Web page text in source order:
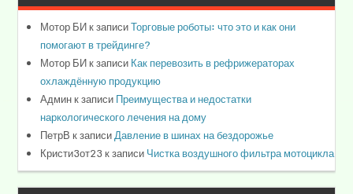
Мотор БИк записиТорговые роботы: что это и как они
помогают в трейдинге?
Мотор БИк записиКак перевозить в рефрижераторах
охлаждённую продукцию
Админк записиПреимущества и недостатки
наркологического лечения на дому
ПетрВ к записиДавление в шинах на бездорожье
Кристи3от23 к записиЧистка воздушного фильтра мотоцикла